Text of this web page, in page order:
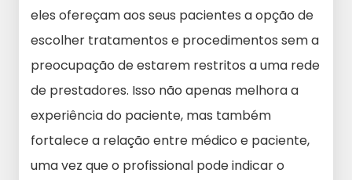
eles ofereçam aos seus pacientes a opção de
escolher tratamentos e procedimentos sem a
preocupação de estarem restritos a uma rede
de prestadores. Isso não apenas melhora a
experiência do paciente, mas também
fortalece a relação entre médico e paciente,
uma vez que o profissional pode indicar o